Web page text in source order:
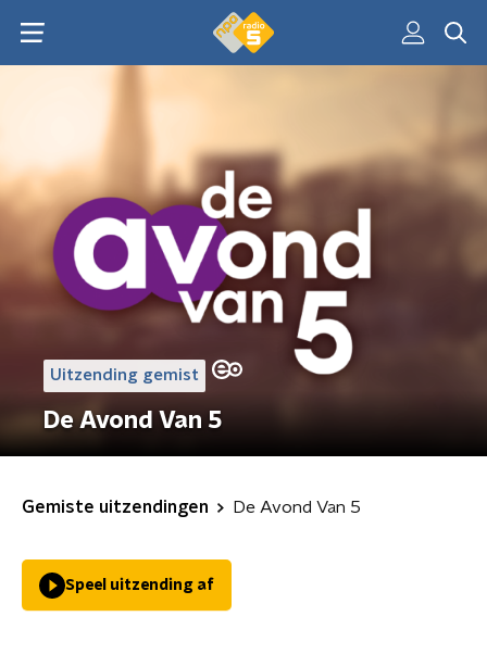
Uitzending gemist
De Avond Van 5
Gemiste uitzendingen De Avond Van 5
Speel uitzending af